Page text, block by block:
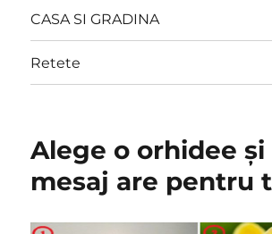
CASA SI GRADINA
Retete
Alege o orhidee și
mesaj are pentru